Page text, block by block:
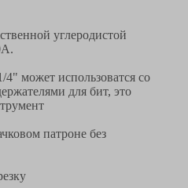
углеродистой
может использоватся со
для бит, это
патроне без